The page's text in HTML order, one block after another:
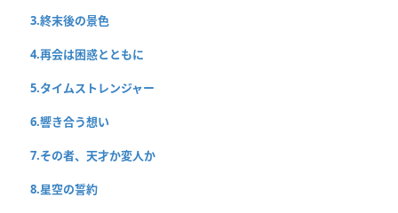
3.終末後の景色
4.再会は困惑とともに
5.タイムストレンジャー
6.響き合う想い
7.その者、天才か変人か
8.星空の誓約